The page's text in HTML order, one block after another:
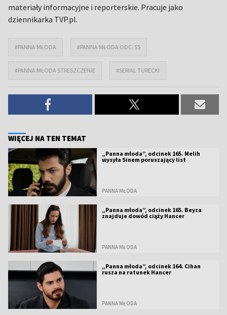
materiały informacyjne i reporterskie. Pracuje jako
dziennikarka TVP.pl.
#PANNA MŁODA #PANNA MŁODA ODC. 55
#PANNA MŁODA STRESZCZENIE #SERIAL TURECKI
WIĘCEJ NA TEN TEMAT
„Panna młoda”, odcinek 165. Melih
wysyła Sinem poruszający list
PANNA MŁODA
„Panna młoda”, odcinek 165. Beyza
znajduje dowód ciąży Hancer
PANNA MŁODA
„Panna młoda”, odcinek 164. Cihan
rusza na ratunek Hancer
PANNA MŁODA